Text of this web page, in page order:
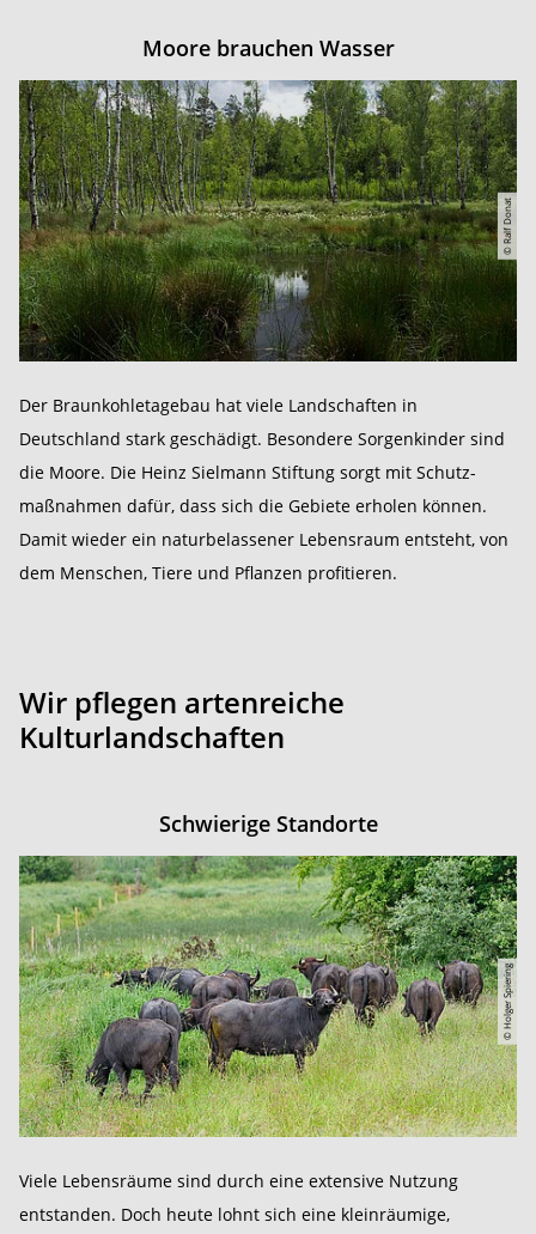
Moore brauchen Wasser
© Ralf Donat
Der Braunkohletagebau hat viele Landschaften in
Deutschland stark geschädigt. Besondere Sorgenkinder sind
die Moore. Die Heinz Sielmann Stiftung sorgt mit Schutz­
maßnahmen dafür, dass sich die Gebiete erholen können.
Damit wieder ein natur­belassener Lebensraum entsteht, von
dem Menschen, Tiere und Pflanzen profitieren.
Wir pflegen artenreiche
Kulturlandschaften
Schwierige Standorte
© Holger Spiering
Viele Lebensräume sind durch eine extensive Nutzung
entstanden. Doch heute lohnt sich eine kleinräumige,